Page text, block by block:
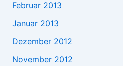
Februar 2013
Januar 2013
Dezember 2012
November 2012